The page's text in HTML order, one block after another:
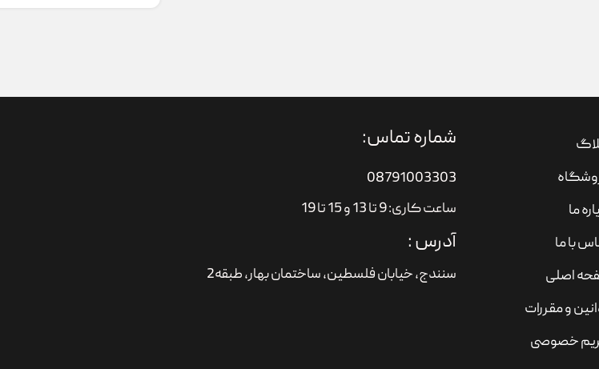
ما
با ما
اصلی
و مقررات
خصوصی
شماره تماس:
08791003303
ساعت کاری: 9 تا 13 و 15 تا 19
آدرس :
سنندج، خیابان فلسطین،‌ ساختمان بهار، طبقه2